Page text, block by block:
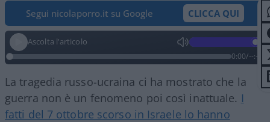
Segui nicolaporro.it su Google CLICCA QUI
Ascolta l'articolo
0:00/--:--
La tragedia russo-ucraina ci ha mostrato che la
guerra non è un fenomeno poi così inattuale. I
fatti del 7 ottobre scorso in Israele lo hanno